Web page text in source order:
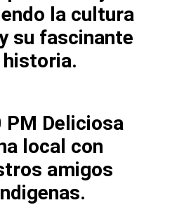
la cultura
su fascinante
historia.
local con
amigos